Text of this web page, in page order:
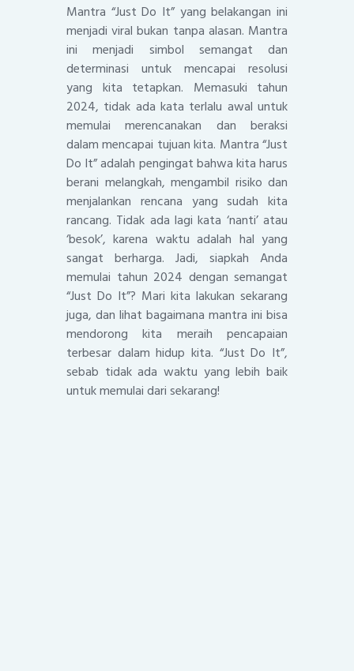
Mantra “Just Do It” yang belakangan ini
menjadi viral bukan tanpa alasan. Mantra
ini menjadi simbol semangat dan
determinasi untuk mencapai resolusi
yang kita tetapkan. Memasuki tahun
2024, tidak ada kata terlalu awal untuk
memulai merencanakan dan beraksi
dalam mencapai tujuan kita. Mantra “Just
Do It” adalah pengingat bahwa kita harus
berani melangkah, mengambil risiko dan
menjalankan rencana yang sudah kita
rancang. Tidak ada lagi kata ‘nanti’ atau
‘besok’, karena waktu adalah hal yang
sangat berharga. Jadi, siapkah Anda
memulai tahun 2024 dengan semangat
“Just Do It”? Mari kita lakukan sekarang
juga, dan lihat bagaimana mantra ini bisa
mendorong kita meraih pencapaian
terbesar dalam hidup kita. “Just Do It”,
sebab tidak ada waktu yang lebih baik
untuk memulai dari sekarang!